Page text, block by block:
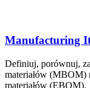
Manufacturing
Definiuj, porównuj,
materiałów (MBOM)
materiałów (EBOM).